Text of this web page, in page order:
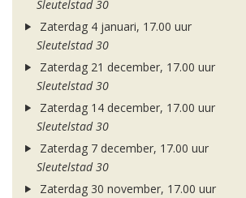
Sleutelstad 30
Zaterdag 4 januari, 17.00 uur
Sleutelstad 30
Zaterdag 21 december, 17.00 uur
Sleutelstad 30
Zaterdag 14 december, 17.00 uur
Sleutelstad 30
Zaterdag 7 december, 17.00 uur
Sleutelstad 30
Zaterdag 30 november, 17.00 uur